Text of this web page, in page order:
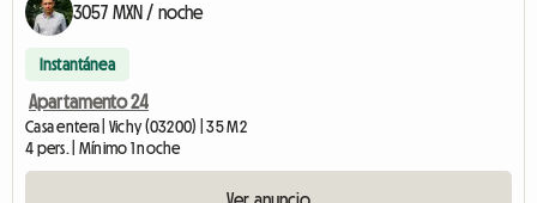
3057 MXN / noche
Instantánea
Apartamento 24
Casa entera | Vichy (03200) | 35 M2
4 pers. | Mínimo 1 noche
Ver anuncio